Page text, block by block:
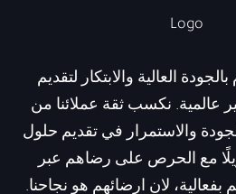
العالية والابتكار لتقديم
عالمية. نكسب ثقة عملائنا من
والاستمرار في تقديم حلول
مع الحرص على رضاهم عبر
بفعالية، لان ارضائهم هو نجاحنا.